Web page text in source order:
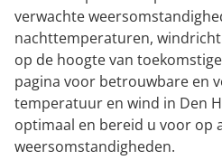
verwachte
nachttemperaturen,
op de hoogte van
pagina voor betrouwbare en
temperatuur en wind in Den
optimaal en bereid u voor op
weersomstandigheden.